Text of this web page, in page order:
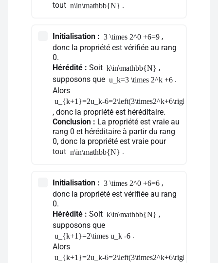
tout n\in\mathbb{N} .
Initialisation : 3 \times 2^0 +6=9 ,
donc la propriété est vérifiée au rang
0.
Hérédité : Soit k\in\mathbb{N} ,
supposons que u_k=3 \times 2^k +6 .
Alors
u_{k+1}=2u_k-6=2\left(3\times2^k+6\right)-
, donc la propriété est héréditaire.
Conclusion : La propriété est vraie au
rang 0 et héréditaire à partir du rang
0, donc la propriété est vraie pour
tout n\in\mathbb{N} .
Initialisation : 3 \times 2^0 +6=6 ,
donc la propriété est vérifiée au rang
0.
Hérédité : Soit k\in\mathbb{N} ,
supposons que
u_{k+1}=2\times u_k -6 .
Alors
u_{k+1}=2u_k-6=2\left(3\times2^k+6\right)-